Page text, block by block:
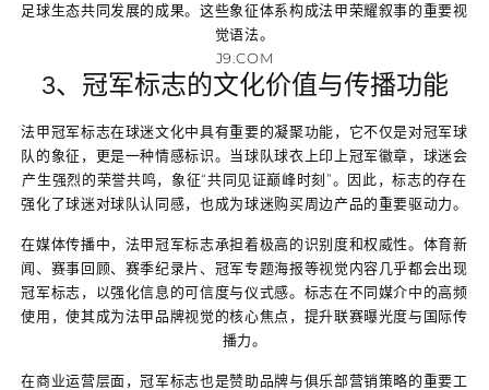
足球生态共同发展的成果。这些象征体系构成法甲荣耀叙事的重要视
觉语法。
J9.COM
3、冠军标志的文化价值与传播功能
法甲冠军标志在球迷文化中具有重要的凝聚功能，它不仅是对冠军球
队的象征，更是一种情感标识。当球队球衣上印上冠军徽章，球迷会
产生强烈的荣誉共鸣，象征“共同见证巅峰时刻”。因此，标志的存在
强化了球迷对球队认同感，也成为球迷购买周边产品的重要驱动力。
在媒体传播中，法甲冠军标志承担着极高的识别度和权威性。体育新
闻、赛事回顾、赛季纪录片、冠军专题海报等视觉内容几乎都会出现
冠军标志，以强化信息的可信度与仪式感。标志在不同媒介中的高频
使用，使其成为法甲品牌视觉的核心焦点，提升联赛曝光度与国际传
播力。
在商业运营层面，冠军标志也是赞助品牌与俱乐部营销策略的重要工